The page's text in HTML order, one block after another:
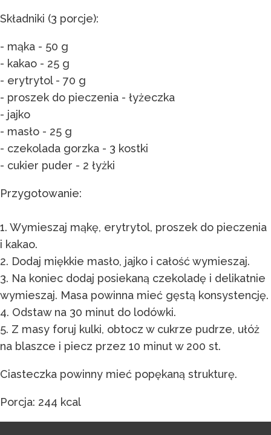
Składniki (3 porcje):
- mąka - 50 g
- kakao - 25 g
- erytrytol - 70 g
- proszek do pieczenia - łyżeczka
- jajko
- masło - 25 g
- czekolada gorzka - 3 kostki
- cukier puder - 2 łyżki
Przygotowanie:
1. Wymieszaj mąkę, erytrytol, proszek do pieczenia
i kakao.
2. Dodaj miękkie masło, jajko i całość wymieszaj.
3. Na koniec dodaj posiekaną czekoladę i delikatnie
wymieszaj. Masa powinna mieć gęstą konsystencję.
4. Odstaw na 30 minut do lodówki.
5. Z masy foruj kulki, obtocz w cukrze pudrze, ułóż
na blaszce i piecz przez 10 minut w 200 st.
Ciasteczka powinny mieć popękaną strukturę.
Porcja: 244 kcal